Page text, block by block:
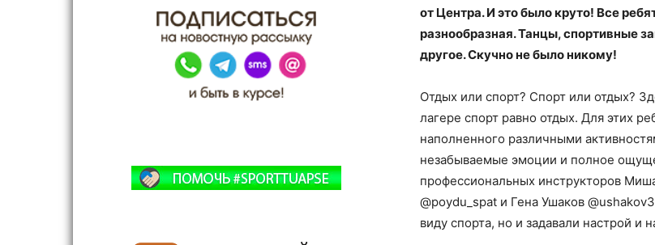
от Центра. И это было круто! Все
разнообразная. Танцы, спортивные
другое. Скучно не было никому!
Отдых или спорт? Спорт или отдых?
лагере спорт равно отдых. Для этих
наполненного различными
незабываемые эмоции и полное
профессиональных инструкторов
@poydu_spat и Гена Ушаков
виду спорта, но и задавали настрой и